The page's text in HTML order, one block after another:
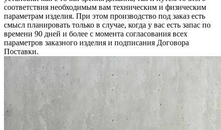
соответствия необходимым вам техническим и физическим
параметрам изделия. При этом производство под заказ есть
смысл планировать только в случае, когда у вас есть запас по
времени 90 дней и более с момента согласования всех
параметров заказного изделия и подписания Договора
Поставки.